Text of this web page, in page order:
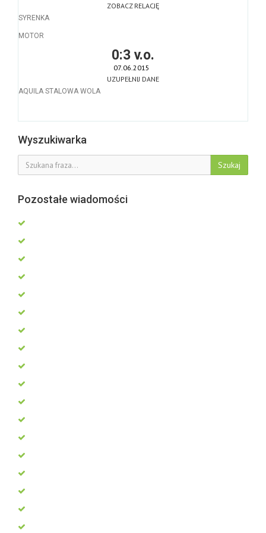
ZOBACZ RELACJĘ
SYRENKA
MOTOR
0:3 v.o.
07.06.2015
UZUPEŁNIJ DANE
AQUILA STALOWA WOLA
Wyszukiwarka
Szukaj
Pozostałe wiadomości